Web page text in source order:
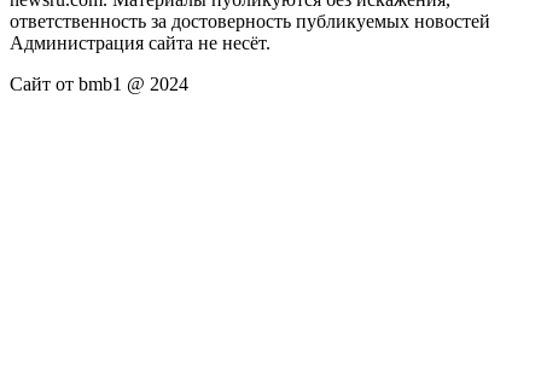
ответственность за достоверность публикуемых новостей
Администрация сайта не несёт.
Сайт от bmb1 @ 2024